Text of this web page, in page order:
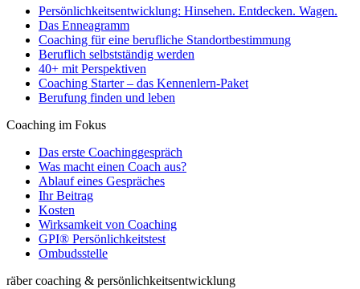
Persönlichkeitsentwicklung: Hinsehen. Entdecken. Wagen.
Das Enneagramm
Coaching für eine berufliche Standortbestimmung
Beruflich selbstständig werden
40+ mit Perspektiven
Coaching Starter – das Kennenlern-Paket
Berufung finden und leben
Coaching im Fokus
Das erste Coachinggespräch
Was macht einen Coach aus?
Ablauf eines Gespräches
Ihr Beitrag
Kosten
Wirksamkeit von Coaching
GPI® Persönlichkeitstest
Ombudsstelle
räber coaching & persönlichkeitsentwicklung